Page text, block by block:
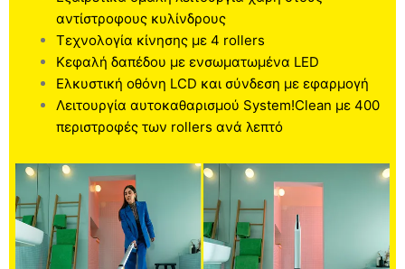
αντίστροφους κυλίνδρους
Τεχνολογία κίνησης με 4 rollers
Κεφαλή δαπέδου με ενσωματωμένα LED
Ελκυστική οθόνη LCD και σύνδεση με εφαρμογή
Λειτουργία αυτοκαθαρισμού System!Clean με 400
περιστροφές των rollers ανά λεπτό